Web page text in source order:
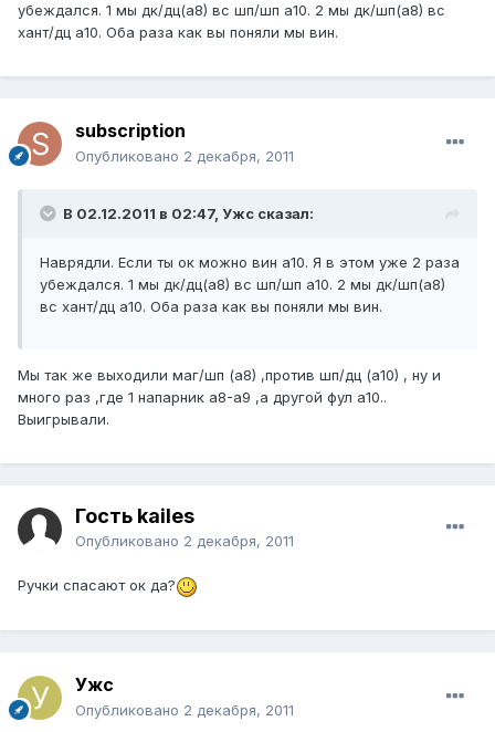
убеждался. 1 мы дк/дц(а8) вс шп/шп а10. 2 мы дк/шп(а8) вс
хант/дц а10. Оба раза как вы поняли мы вин.
subscription
Опубликовано 2 декабря, 2011
В 02.12.2011 в 02:47, Ужс сказал:
Наврядли. Если ты ок можно вин а10. Я в этом уже 2 раза
убеждался. 1 мы дк/дц(а8) вс шп/шп а10. 2 мы дк/шп(а8)
вс хант/дц а10. Оба раза как вы поняли мы вин.
Мы так же выходили маг/шп (а8) ,против шп/дц (а10) , ну и
много раз ,где 1 напарник а8-а9 ,а другой фул а10..
Выигрывали.
Гость kailes
Опубликовано 2 декабря, 2011
Ручки спасают ок да?
Ужс
Опубликовано 2 декабря, 2011